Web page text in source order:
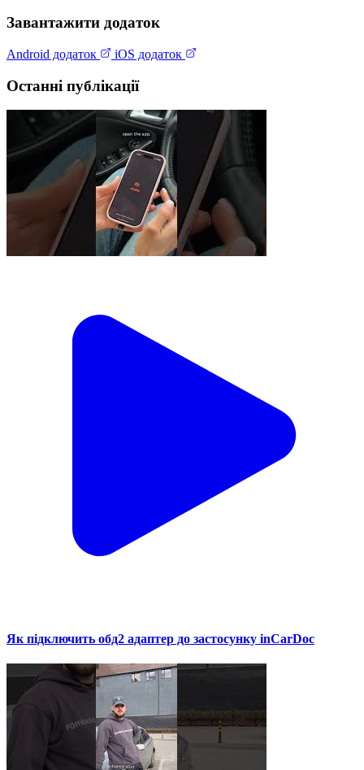
Завантажити додаток
Android додаток iOS додаток
Останні публікації
Як підключить обд2 адаптер до застосунку inCarDoc